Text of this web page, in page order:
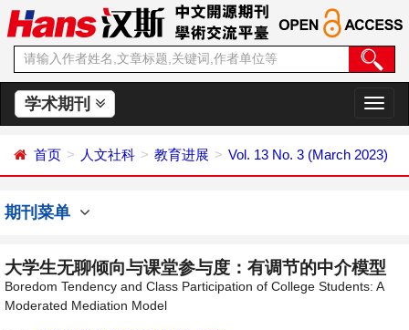
学术期刊
切
换
航
首页 人文社科 教育进展 Vol. 13 No. 3 (March 2023)
期刊菜单
大学生无聊倾向与课堂参与度：有调节的中介模型
Boredom Tendency and Class Participation of College Students: A
Moderated Mediation Model